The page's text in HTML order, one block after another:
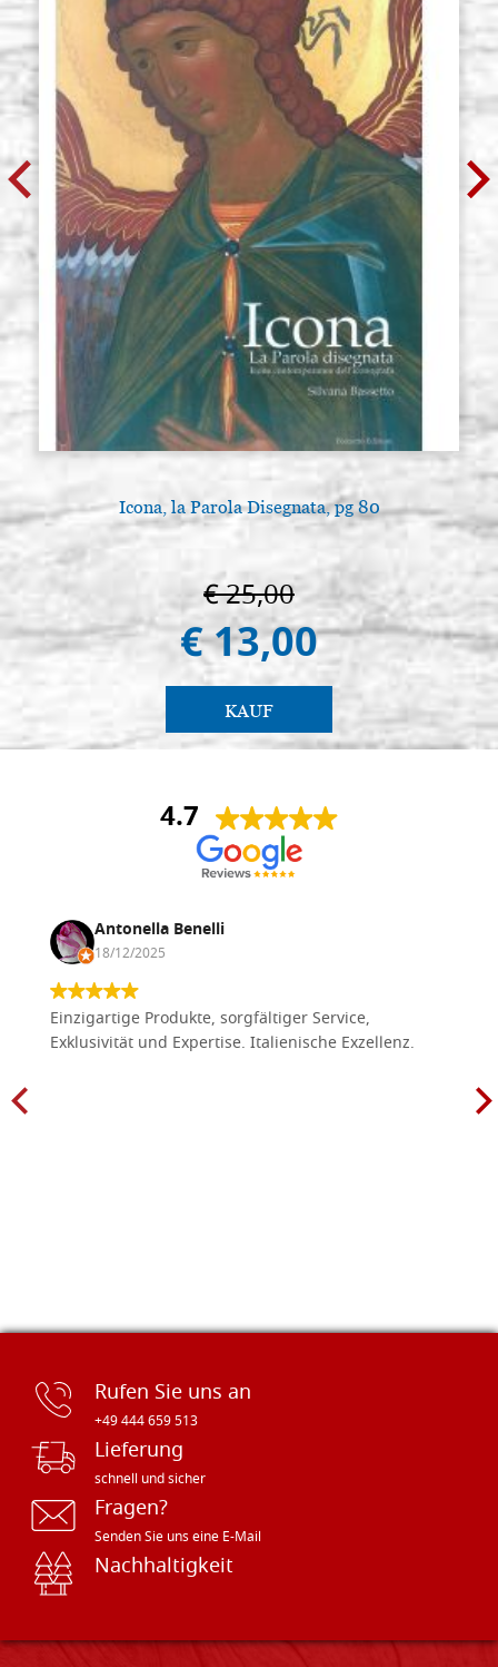
Icona, la Parola Disegnata, pg 80
€ 25,00
€ 13,00
KAUF
4.7
Antonella Benelli
18/12/2025
Einzigartige Produkte, sorgfältiger Service,
Exklusivität und Expertise. Italienische Exzellenz.
Rufen Sie uns an
+49 444 659 513
Lieferung
schnell und sicher
Fragen?
Senden Sie uns eine E-Mail
Nachhaltigkeit